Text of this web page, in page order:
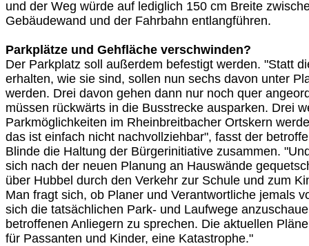
und der Weg würde auf lediglich 150 cm Breite
Gebäudewand und der Fahrbahn entlangführen.
Parkplätze und Gehfläche verschwinden?
Der Parkplatz soll außerdem befestigt werden. "Statt
erhalten, wie sie sind, sollen nun sechs davon unter
werden. Drei davon gehen dann nur noch quer
müssen rückwärts in die Busstrecke ausparken. Drei
Parkmöglichkeiten im Rheinbreitbacher Ortskern
das ist einfach nicht nachvollziehbar", fasst der
Blinde die Haltung der Bürgerinitiative zusammen.
sich nach der neuen Planung an Hauswände
über Hubbel durch den Verkehr zur Schule und zum
Man fragt sich, ob Planer und Verantwortliche jemals
sich die tatsächlichen Park- und Laufwege
betroffenen Anliegern zu sprechen. Die aktuellen
für Passanten und Kinder, eine Katastrophe."